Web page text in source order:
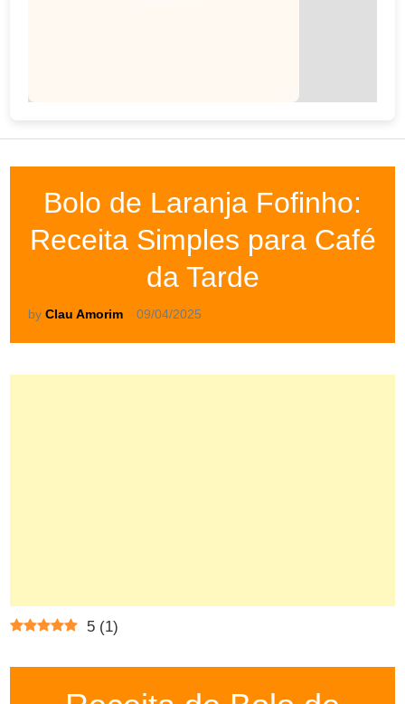
Bolo de Laranja Fofinho:
Receita Simples para Café
da Tarde
byClau Amorim 09/04/2025
5 (1)